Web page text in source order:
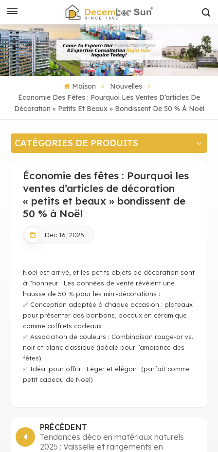
Maison
Nouvelles
Économie Des Fêtes : Pourquoi Les Ventes D’articles De
Décoration « Petits Et Beaux » Bondissent De 50 % À Noël
CATÉGORIES DE PRODUITS
Économie des fêtes : Pourquoi les
ventes d’articles de décoration
« petits et beaux » bondissent de
50 % à Noël
Dec 16, 2025
Noël est arrivé, et les petits objets de décoration sont
à l'honneur ! Les données de vente révèlent une
hausse de 50 % pour les mini-décorations :
✅ Conception adaptée à chaque occasion : plateaux
pour présenter des bonbons, bocaux en céramique
comme coffrets cadeaux
✅ Association de couleurs : Combinaison rouge-or vs.
noir et blanc classique (idéale pour l’ambiance des
fêtes)
✅ Idéal pour offrir : Léger et élégant (parfait comme
petit cadeau de Noël)
PRÉCÉDENT
Tendances déco en matériaux naturels
2025 : Vaisselle et rangements en